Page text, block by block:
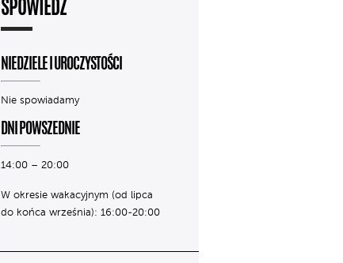
SPOWIEDŹ
NIEDZIELE I UROCZYSTOŚCI
Nie spowiadamy
DNI POWSZEDNIE
14:00 – 20:00
W okresie wakacyjnym (od lipca
do końca września): 16:00-20:00